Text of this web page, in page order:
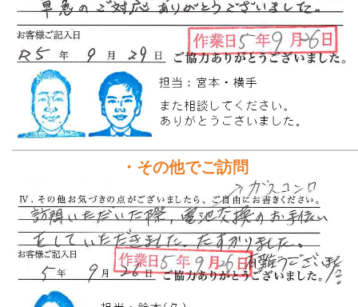
・その他でご訪問